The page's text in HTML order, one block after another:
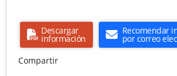
Descargar
información
Recomendar
por correo
Compartir